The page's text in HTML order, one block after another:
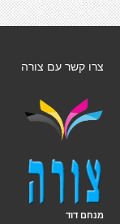
צרו קשר עם צורה
מנחם דוד